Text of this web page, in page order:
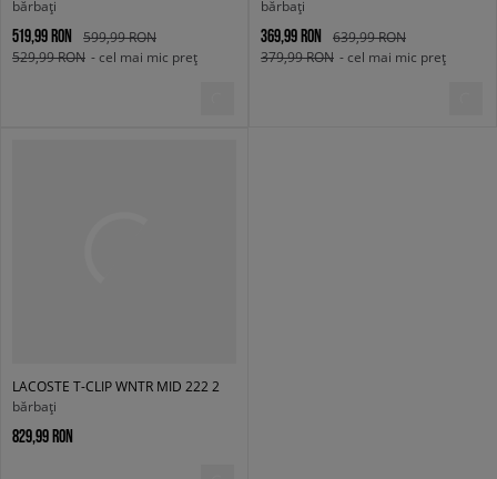
bărbați
519,99 RON
599,99 RON
529,99 RON - cel mai mic preț
bărbați
369,99 RON
639,99 RON
379,99 RON - cel mai mic preț
LACOSTE T-CLIP WNTR MID 222 2
bărbați
829,99 RON